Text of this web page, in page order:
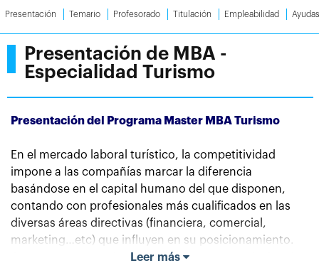
Presentación Temario Profesorado Titulación Empleabilidad Ayudas
Presentación de MBA -
Especialidad Turismo
Presentación del Programa Master MBA Turismo
En el mercado laboral turístico, la competitividad
impone a las compañías marcar la diferencia
basándose en el capital humano del que disponen,
contando con profesionales más cualificados en las
diversas áreas directivas (financiera, comercial,
marketing…etc) que influyen en su posicionamiento.
Como consecuencia del nuevo contexto profesional
Leer más